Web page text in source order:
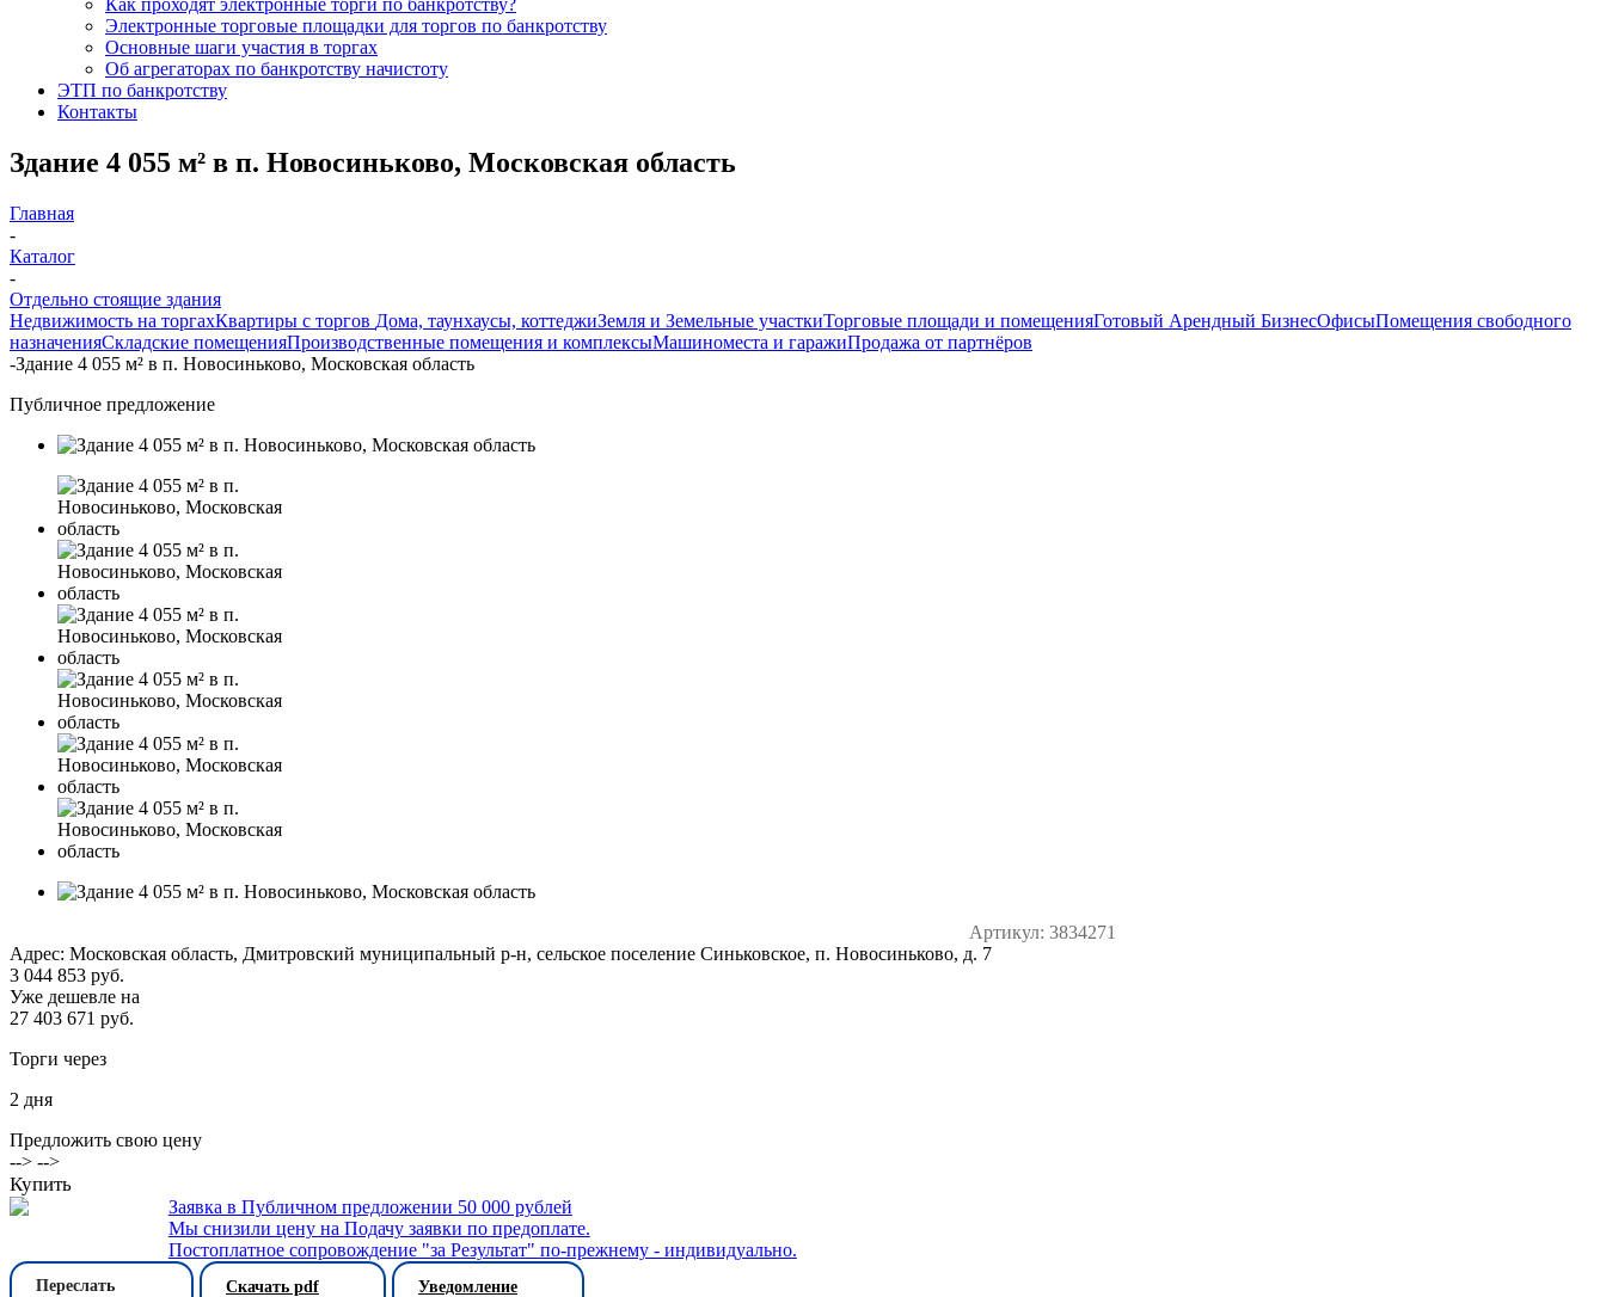
Как проходят электронные торги по банкротству?
Электронные торговые площадки для торгов по банкротству
Основные шаги участия в торгах
Об агрегаторах по банкротству начистоту
ЭТП по банкротству
Контакты
Здание 4 055 м² в п. Новосиньково, Московская область
Главная
-
Каталог
-
Отдельно стоящие здания
Недвижимость на торгахКвартиры с торгов Дома, таунхаусы, коттеджиЗемля и Земельные участкиТорговые площади и помещенияГотовый Арендный БизнесОфисыПомещения свободного
назначенияСкладские помещенияПроизводственные помещения и комплексыМашиноместа и гаражиПродажа от партнёров
-Здание 4 055 м² в п. Новосиньково, Московская область
Публичное предложение
Артикул: 3834271
Адрес: Московская область, Дмитровский муниципальный р-н, сельское поселение Синьковское, п. Новосиньково, д. 7
3 044 853 руб.
Уже дешевле на
27 403 671 руб.
Торги через
2 дня
Предложить свою цену
--> -->
Купить
Заявка в Публичном предложении 50 000 рублей
Мы снизили цену на Подачу заявки по предоплате.
Постоплатное сопровождение "за Результат" по-прежнему - индивидуально.
Переслать Скачать pdf Уведомление